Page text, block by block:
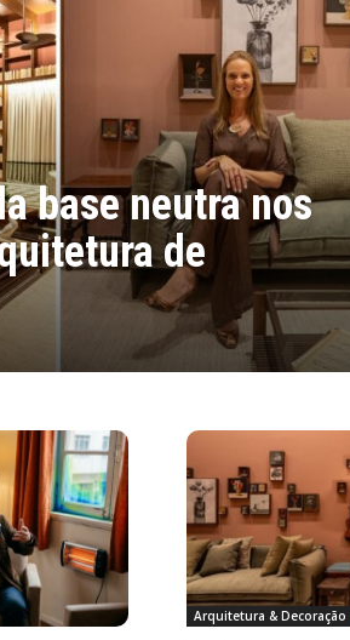
base neutra nos
de
Arquitetura & Decoração